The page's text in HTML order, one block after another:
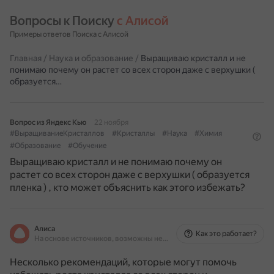
Вопросы к Поиску с Алисой
Примеры ответов Поиска с Алисой
Главная / Наука и образование / Выращиваю кристалл и не
понимаю почему он растет со всех сторон даже с верхушки (
образуется…
Вопрос из Яндекс Кью
22 ноября
#ВыращиваниеКристаллов
#Кристаллы #Наука
#Химия
#Образование
#Обучение
Выращиваю кристалл и не понимаю почему он
растет со всех сторон даже с верхушки ( образуется
пленка ) , кто может объяснить как этого избежать?
Алиса
На основе источников, возможны неточности
Как это работает?
Несколько рекомендаций, которые могут помочь